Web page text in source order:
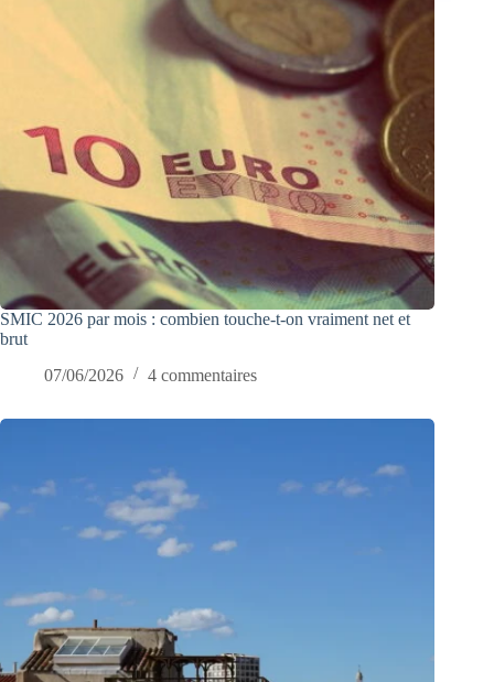
SMIC 2026 par mois : combien touche-t-on vraiment net et
brut
07/06/2026
4 commentaires